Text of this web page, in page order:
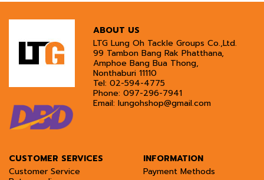
ABOUT US
LTG Lung Oh Tackle Groups Co.,Ltd.
99 Tambon Bang Rak Phatthana,
Amphoe Bang Bua Thong,
Nonthaburi 11110
Tel: 02-594-4775
Phone: 097-296-7941
Email: lungohshop@gmail.com
CUSTOMER SERVICES
Customer Service
INFORMATION
Payment Methods